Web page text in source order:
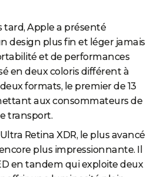
tard, Apple a présenté
design plus fin et léger jamais
et de performances
en deux coloris différent à
formats, le premier de 13
aux consommateurs de
transport.
Retina XDR, le plus avancé
plus impressionnante. Il
en tandem qui exploite deux